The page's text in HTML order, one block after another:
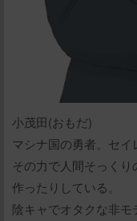
小茂田(おもだ)
マシナ国の勇者。セイ
その力で人間そっく
作ったりしている。
陰キャでオタクな非モ